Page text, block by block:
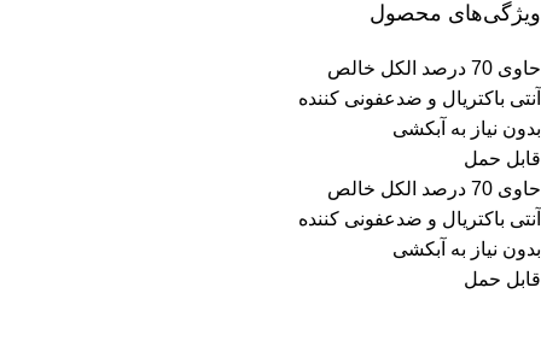
ویژگی‌های محصول
حاوی 70 درصد الکل خالص
آنتی باکتریال و ضدعفونی کننده
بدون نیاز به آبکشی
قابل حمل
حاوی 70 درصد الکل خالص
آنتی باکتریال و ضدعفونی کننده
بدون نیاز به آبکشی
قابل حمل